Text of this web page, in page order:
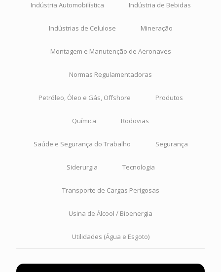
Indústria Automobilística Indústria de Bebidas
Indústrias de Celulose Mineração
Montagem e Manutenção de Aeronaves
Normas Regulamentadoras
Petróleo, Óleo e Gás, Offshore Produtos
Química Rodovias
Saúde e Segurança do Trabalho Segurança
Siderurgia Tecnologia
Transporte de Cargas Perigosas
Usina de Álcool / Bioenergia
Utilidades (Água e Esgoto)